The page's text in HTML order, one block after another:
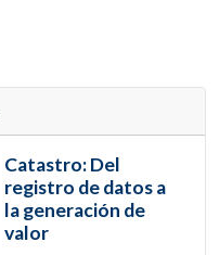
Catastro: Del
registro de datos a
la generación de
valor